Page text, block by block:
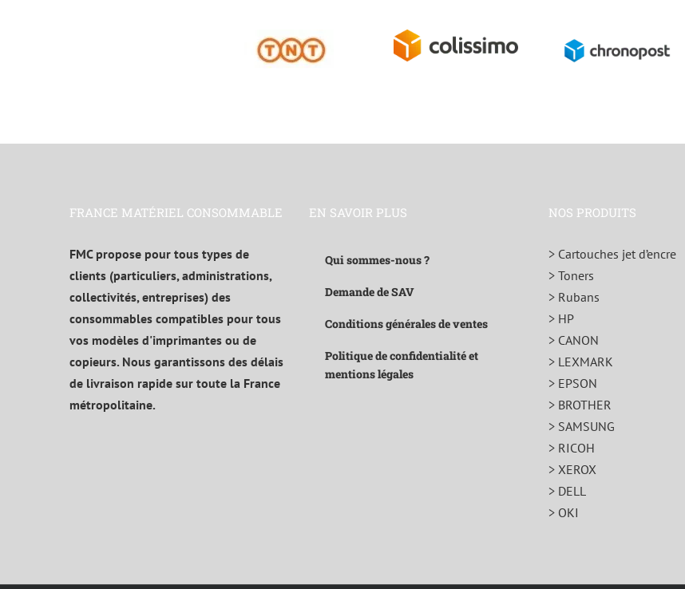
FRANCE MATÉRIEL CONSOMMABLE
FMC propose pour tous types de
clients (particuliers, administrations,
collectivités, entreprises) des
consommables compatibles pour tous
vos modèles d'imprimantes ou de
copieurs. Nous garantissons des délais
de livraison rapide sur toute la France
métropolitaine.
EN SAVOIR PLUS
Qui sommes-nous ?
Demande de SAV
Conditions générales de ventes
Politique de confidentialité et
mentions légales
NOS PRODUITS
> Cartouches jet d’encre
> Toners
> Rubans
> HP
> CANON
> LEXMARK
> EPSON
> BROTHER
> SAMSUNG
> RICOH
> XEROX
> DELL
> OKI